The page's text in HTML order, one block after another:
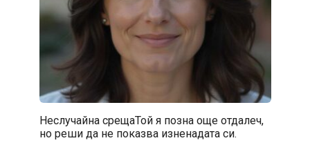
Неслучайна срещаТой я позна още отдалеч,
но реши да не показва изненадата си.